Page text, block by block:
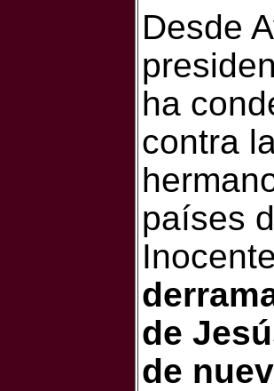
Desde
ha
contra
países
de
de